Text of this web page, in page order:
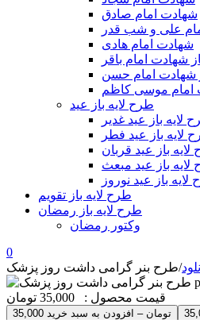
شهادت امام صادق
علی و شب قدر
شهادت امام هادی
شهادت امام باقر
شهادت امام حسن
امام موسی کاظم
طرح لایه باز عید
لایه باز عید غدیر
لایه باز عید فطر
باز عید قربان
لایه باز عید مبعث
لایه باز عید نوروز
طرح لایه باز تقویم
طرح لایه باز رمضان
وکتور رمضان
0
/
قیمت محصول : 35,000 تومان
35,000 تومان – افزودن به سبد خرید